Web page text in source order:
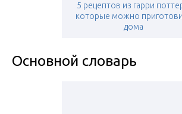
5 рецептов из гарри
которые можно
дома
Основной словарь